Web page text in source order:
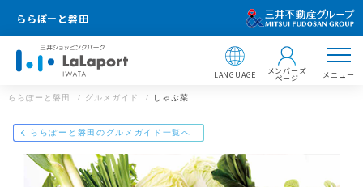
ららぽーと磐田
LANGUAGE メンバーズ
ページ メニュー
ららぽーと磐田
住所 ：
〒438-0801 静岡県磐田市高見丘1200番地
店舗情報
しゃぶ菜
ららぽーと磐田
静岡県磐田市高見丘1200番地
ららぽーと磐田 グルメガイド しゃぶ菜
ららぽーと磐田のグルメガイド一覧へ